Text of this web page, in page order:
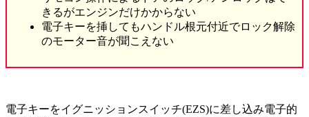
きるがエンジンだけかからない
電子キーを挿してもハンドル根元付近でロック解除
のモーター音が聞こえない
電子キーをイグニッションスイッチ(EZS)に差し込み電子的